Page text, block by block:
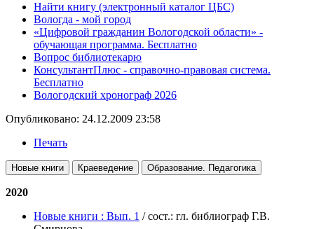
Найти книгу (электронный каталог ЦБС)
Вологда - мой город
«Цифровой гражданин Вологодской области» -
обучающая программа. Бесплатно
Вопрос библиотекарю
КонсультантПлюс - справочно-правовая система.
Бесплатно
Вологодский хронограф 2026
Опубликовано: 24.12.2009 23:58
Печать
2020
Новые книги : Вып. 1 / сост.: гл. библиограф Г.В.